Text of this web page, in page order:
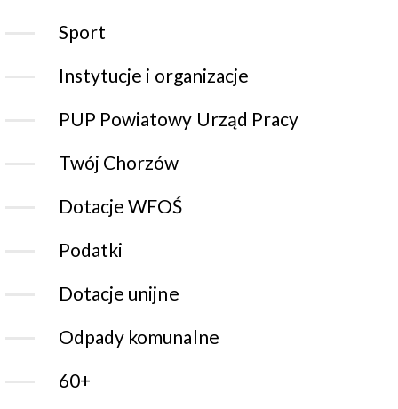
Sport
Instytucje i organizacje
PUP Powiatowy Urząd Pracy
Twój Chorzów
Dotacje WFOŚ
Podatki
Dotacje unijne
Odpady komunalne
60+